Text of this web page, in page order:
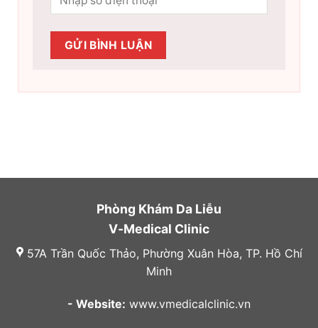
Phòng Khám Da Liễu
V-Medical Clinic
57A Trần Quốc Thảo, Phường Xuân Hòa, TP. Hồ Chí
Minh
- Website: www.vmedicalclinic.vn